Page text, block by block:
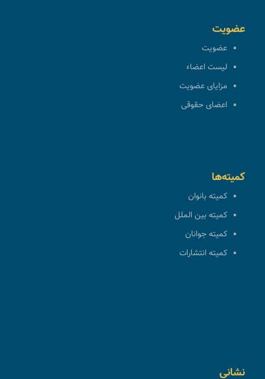
عضویت
عضویت
لیست اعضاء
مزایای عضویت
اعضای حقوقی
کمیته‌ها
کمیته بانوان
کمیته بین الملل
کمیته جوانان
کمیته انتشارات
نشانی